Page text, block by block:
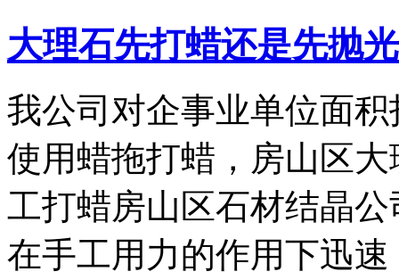
大理石先打蜡还是先抛
我公司对企事业单位面
使用蜡拖打蜡，房山区
工打蜡房山区石材结晶
在手工用力的作用下迅速